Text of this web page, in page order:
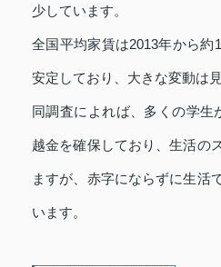
少しています。
全国平均家賃は2013年から約
安定しており、大きな変動は
同調査によれば、多くの学生
越金を確保しており、生活の
ますが、赤字にならずに生活
います。